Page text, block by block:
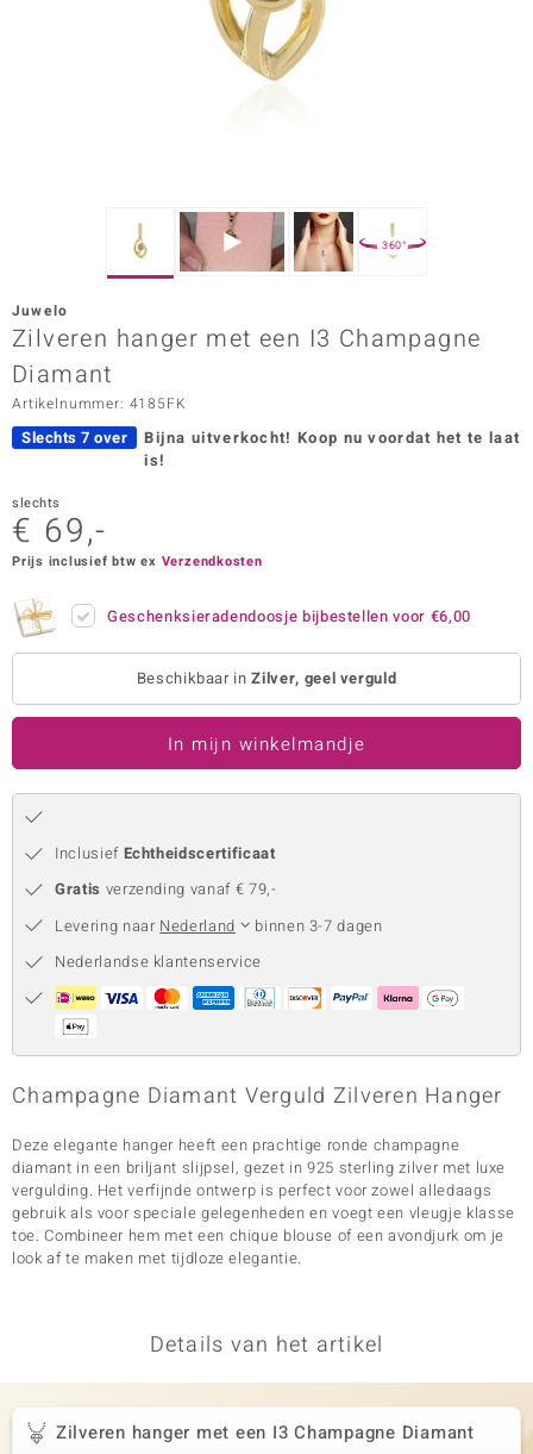
Vogue
Collection
360°
Juwelo
Zilveren hanger met een I3 Champagne
Diamant
Artikelnummer: 4185FK
Slechts 7 over Bijna uitverkocht! Koop nu voordat het te laat
is!
slechts
€ 69,-
Prijs inclusief btw ex Verzendkosten
Geschenksieradendoosje bijbestellen voor €6,00
Beschikbaar inZilver, geel verguld
In mijn winkelmandje
Inclusief Echtheidscertificaat
Gratis verzending vanaf € 79,-
Levering naar Nederland
binnen 3-7 dagen
Nederlandse klantenservice
Champagne Diamant Verguld Zilveren Hanger
Deze elegante hanger heeft een prachtige ronde champagne
diamant in een briljant slijpsel, gezet in 925 sterling zilver met luxe
vergulding. Het verfijnde ontwerp is perfect voor zowel alledaags
gebruik als voor speciale gelegenheden en voegt een vleugje klasse
toe. Combineer hem met een chique blouse of een avondjurk om je
look af te maken met tijdloze elegantie.
Details van het artikel
Zilveren hanger met een I3 Champagne Diamant